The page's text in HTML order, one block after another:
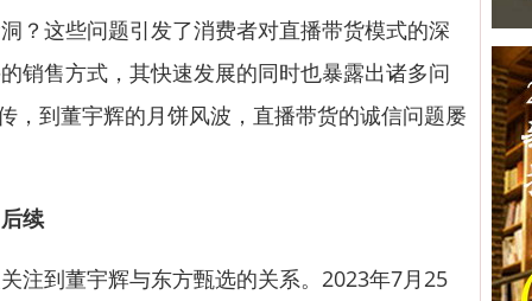
？这些问题引发了消费者对直播带货模式的深
销售方式，其快速发展的同时也暴露出诸多问
，到董宇辉的月饼风波，直播带货的诚信问题屡
续
到董宇辉与东方甄选的关系。2023年7月25